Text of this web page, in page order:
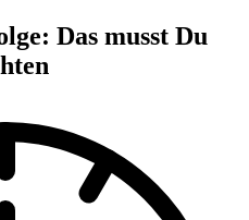
Das musst Du